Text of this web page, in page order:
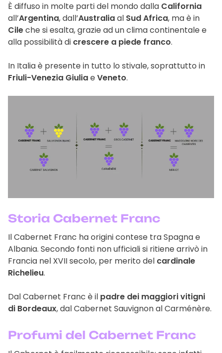
È diffuso in molte parti del mondo dalla California
all’Argentina, dall’Australiaal Sud Africa, ma è in
Cileche si esalta, grazie ad un clima continentale e
alla possibilità di crescere a piede franco.
In Italia è presente in tutto lo stivale, soprattutto in
Friuli-Venezia GiuliaeVeneto.
Storia Cabernet Franc
Il Cabernet Franc ha origini contese tra Spagna e
Albania. Secondo fonti non ufficiali si ritiene arrivò in
Francia nel XVII secolo, per merito del cardinale
Richelieu.
Dal Cabernet Franc è il padre dei maggiori vitigni
di Bordeaux, dal Cabernet Sauvignon al Carménère.
Profumi del Cabernet Franc